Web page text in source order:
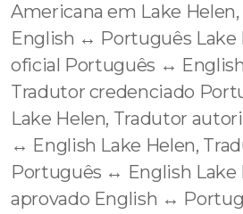
Americana em Lake
English ↔️ Português Lake
oficial Português ↔️
Tradutor credenciado
Lake Helen, Tradutor
↔️ English Lake Helen,
Português ↔️ English Lake
aprovado English ↔️